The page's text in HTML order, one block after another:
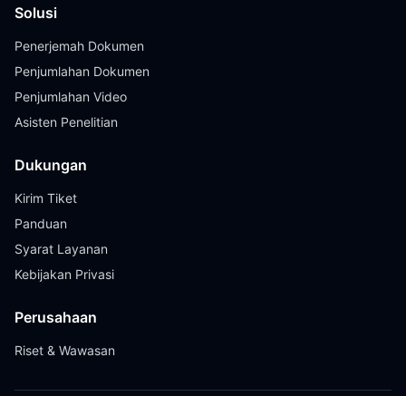
Solusi
Penerjemah Dokumen
Penjumlahan Dokumen
Penjumlahan Video
Asisten Penelitian
Dukungan
Kirim Tiket
Panduan
Syarat Layanan
Kebijakan Privasi
Perusahaan
Riset & Wawasan